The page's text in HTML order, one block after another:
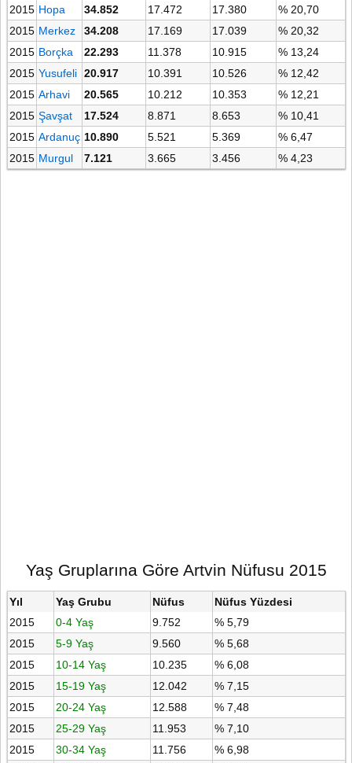
2015 Hopa 34.852 17.472 17.380
% 20,70
2015 Merkez 34.208 17.169 17.039
% 20,32
2015 Borçka 22.293 11.378 10.915
% 13,24
2015 Yusufeli 20.917 10.391 10.526
% 12,42
2015 Arhavi 20.565 10.212 10.353
% 12,21
2015 Şavşat 17.524 8.871 8.653
% 10,41
2015 Ardanuç 10.890 5.521 5.369
% 6,47
2015 Murgul 7.121 3.665 3.456 % 4,23
Yaş Gruplarına Göre Artvin Nüfusu 2015
Yıl Yaş Grubu Nüfus
Nüfus Yüzdesi
2015
0-4 Yaş 9.752
% 5,79
2015
5-9 Yaş 9.560
% 5,68
2015
10-14 Yaş 10.235
% 6,08
2015
15-19 Yaş 12.042
% 7,15
2015
20-24 Yaş 12.588
% 7,48
2015
25-29 Yaş 11.953
% 7,10
2015
30-34 Yaş 11.756
% 6,98